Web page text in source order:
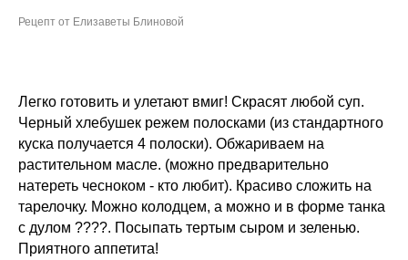
Рецепт от Елизаветы Блиновой
Легко готовить и улетают вмиг! Скрасят любой суп.
Черный хлебушек режем полосками (из стандартного
куска получается 4 полоски). Обжариваем на
растительном масле. (можно предварительно
натереть чесноком - кто любит). Красиво сложить на
тарелочку. Можно колодцем, а можно и в форме танка
с дулом ????. Посыпать тертым сыром и зеленью.
Приятного аппетита!